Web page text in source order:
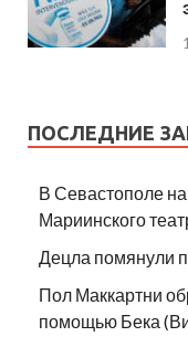
ПОСЛЕДНИЕ
В Севастополе
Мариинского
Децла помянули
Пол Маккартни
помощью Бека